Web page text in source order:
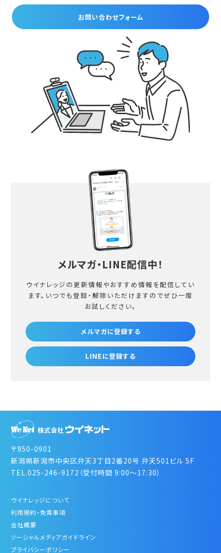
お問い合わせフォーム
メルマガ・LINE配信中！
ウイナレッジの更新情報やおすすめ情報を配信してい
ます。 いつでも登録・解除いただけますのでぜひ一度
お試しください。
メルマガに登録する
LINEに登録する
〒950-0901
新潟県新潟市中央区弁天3丁目2番20号 弁天501ビル 5F
TEL.025-246-9172（受付時間 9:00～17:30）
ウイナレッジについて
利用規約・免責事項
会社概要
ソーシャルメディアガイドライン
プライバシーポリシー